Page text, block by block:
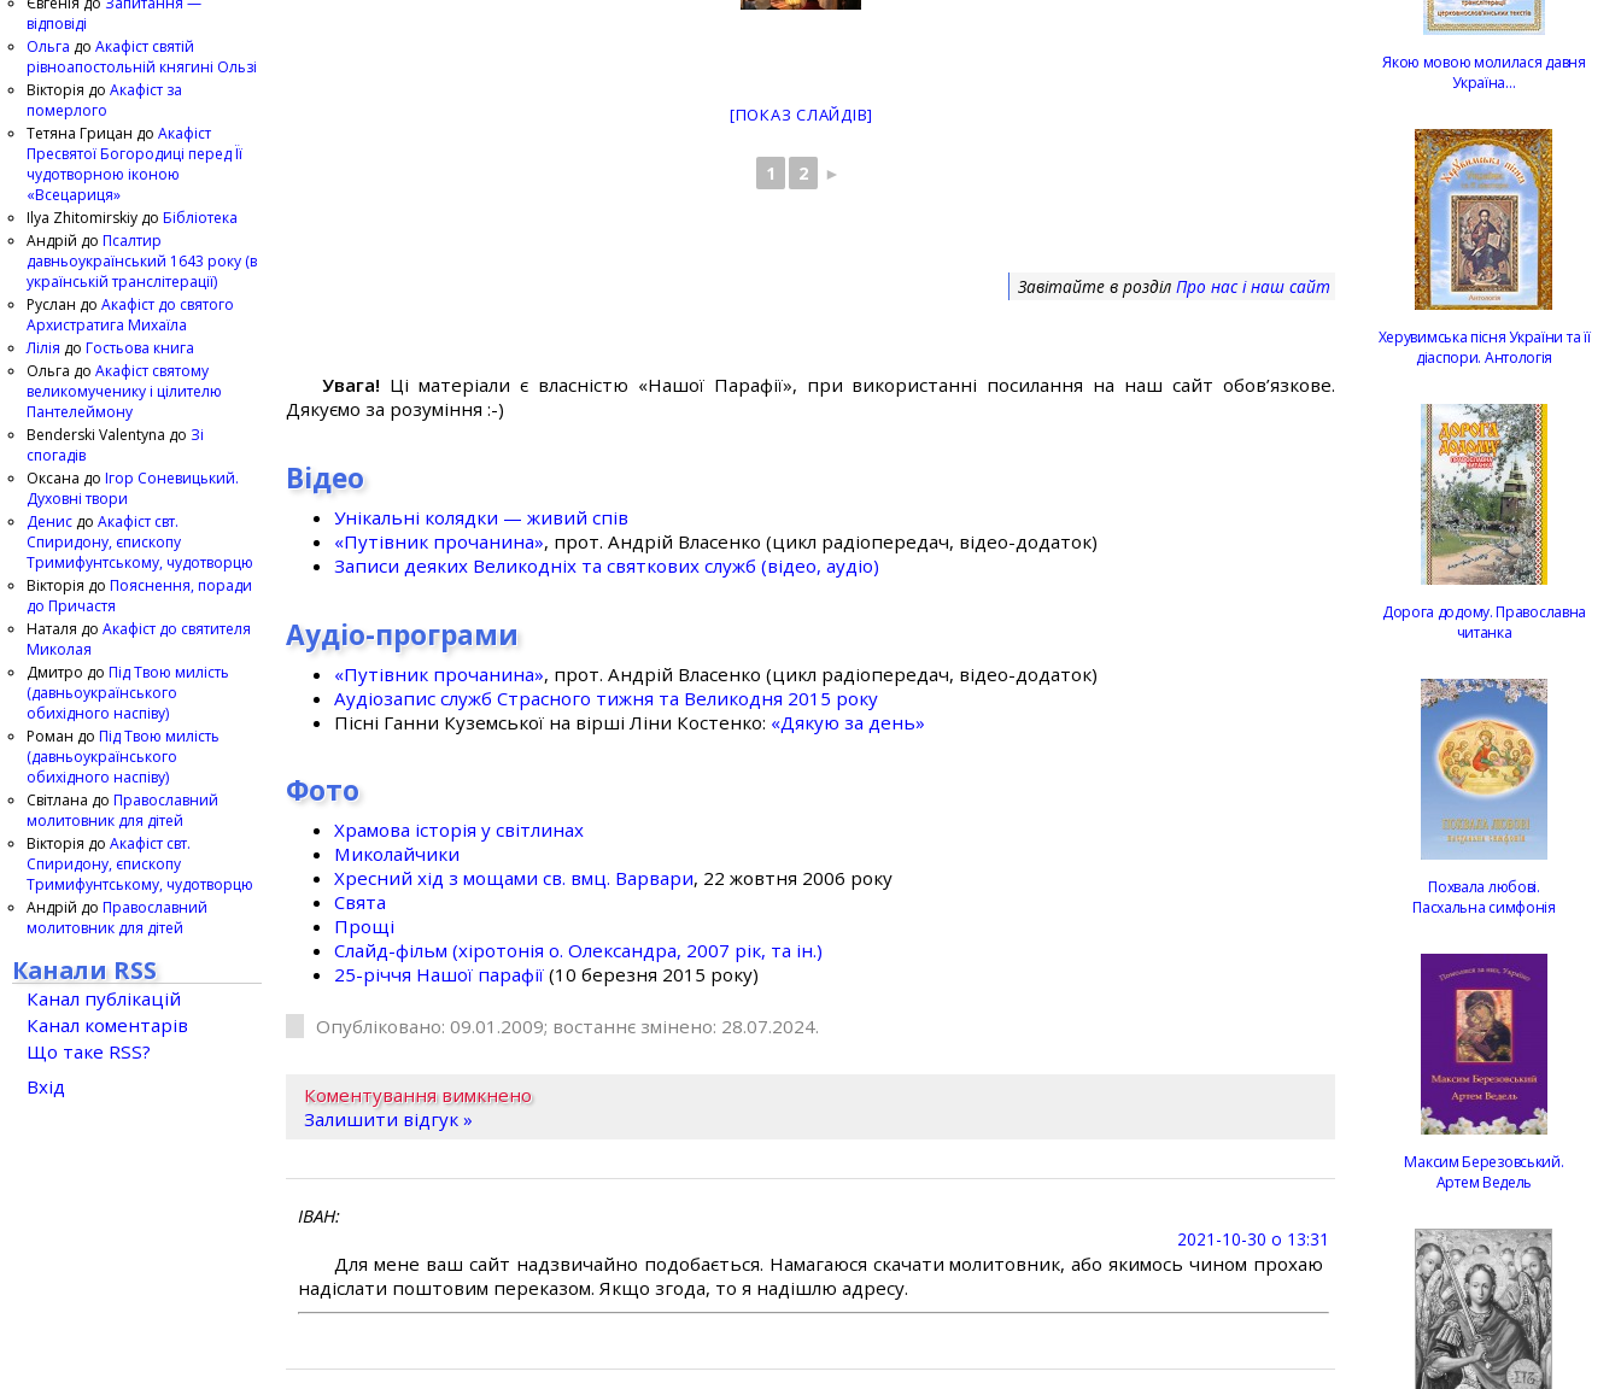
[ПОКАЗ СЛАЙДІВ]
1 2 ►
Завітайте в розділ Про нас і наш сайт
Увага! Ці матеріали є власністю «Нашої Парафії», при використанні посилання на наш сайт обов’язкове.
Дякуємо за розуміння :-)
Відео
Унікальні колядки — живий спів
«Путівник прочанина», прот. Андрій Власенко (цикл радіопередач, відео-додаток)
Записи деяких Великодніх та святкових служб (відео, аудіо)
Аудіо-програми
«Путівник прочанина», прот. Андрій Власенко (цикл радіопередач, відео-додаток)
Аудіозапис служб Страсного тижня та Великодня 2015 року
Пісні Ганни Куземської на вірші Ліни Костенко: «Дякую за день»
Фото
Храмова історія у світлинах
Миколайчики
Хресний хід з мощами св. вмц. Варвари, 22 жовтня 2006 року
Свята
Прощі
Слайд-фільм (хіротонія о. Олександра, 2007 рік, та ін.)
25-рiччя Нашої парафiї (10 березня 2015 року)
Опубліковано: 09.01.2009; востаннє змінено: 28.07.2024.
Коментування вимкнено
Залишити відгук »
ІВАН
2021-10-30 о 13:31
Для мене ваш сайт надзвичайно подобається. Намагаюся скачати молитовник, або якимось чином прохаю
надіслати поштовим переказом. Якщо згода, то я надішлю адресу.
відповіді
Ольга до Акафіст святій
рівноапостольній княгині Ользі
Вікторія до Акафіст за
померлого
Тетяна Грицан до Акафіст
Пресвятої Богородиці перед Її
чудотворною іконою
«Всецариця»
Ilya Zhitomirskiy до Бібліотека
Андрій до Псалтир
давньоукраїнський 1643 року (в
українській транслітерації)
Руслан до Акафіст до святого
Архистратига Михаїла
Лілія до Гостьова книга
Ольга до Акафіст святому
великомученику і цілителю
Пантелеймону
Benderski Valentyna до Зі
спогадів
Оксана до Ігор Соневицький.
Духовні твори
Денис до Акафіст свт.
Спиридону, єпископу
Тримифунтському, чудотворцю
Вікторія до Пояснення, поради
до Причастя
Наталя до Акафіст до святителя
Миколая
Дмитро до Під Твою милість
(давньоукраїнського
обихідного наспіву)
Роман до Під Твою милість
(давньоукраїнського
обихідного наспіву)
Світлана до Православний
молитовник для дітей
Вікторія до Акафіст свт.
Спиридону, єпископу
Тримифунтському, чудотворцю
Андрій до Православний
молитовник для дітей
Канали RSS
Канал публікацій
Канал коментарів
Що таке RSS?
Вхід
Якою мовою молилася давня
Україна…
Херувимська пісня України та її
діаспори. Антологія
Дорога додому. Православна
читанка
Похвала любові.
Пасхальна симфонія
Максим Березовський.
Артем Ведель